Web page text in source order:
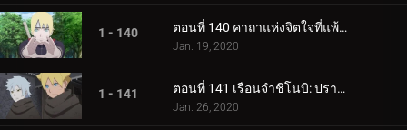
1 - 140 ตอนที่ 140 คาถาแห่งจิตใจที่แพ้มันฝรั่งทอด
Jan. 19, 2020
1 - 141 ตอนที่ 141 เรือนจำชิโนบิ: ปราสาทโฮซึกิ
Jan. 26, 2020